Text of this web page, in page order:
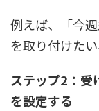
例えば、「今
を取り付けた
ステップ2：受
を設定する